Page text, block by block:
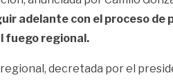
adelante con el proceso de
fuego regional.
decretada por el